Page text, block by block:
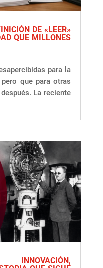
DE «LEER»
QUE MILLONES
para la
que para otras
La reciente